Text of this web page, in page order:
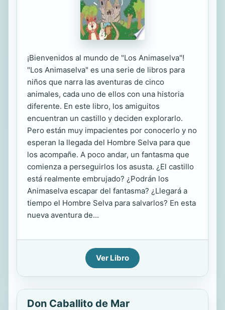
¡Bienvenidos al mundo de "Los Animaselva"!
"Los Animaselva" es una serie de libros para
niños que narra las aventuras de cinco
animales, cada uno de ellos con una historia
diferente. En este libro, los amiguitos
encuentran un castillo y deciden explorarlo.
Pero están muy impacientes por conocerlo y no
esperan la llegada del Hombre Selva para que
los acompañe. A poco andar, un fantasma que
comienza a perseguirlos los asusta. ¿El castillo
está realmente embrujado? ¿Podrán los
Animaselva escapar del fantasma? ¿Llegará a
tiempo el Hombre Selva para salvarlos? En esta
nueva aventura de...
Ver Libro
Don Caballito de Mar